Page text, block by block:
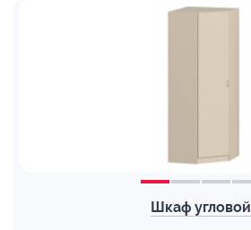
Шкаф угловой